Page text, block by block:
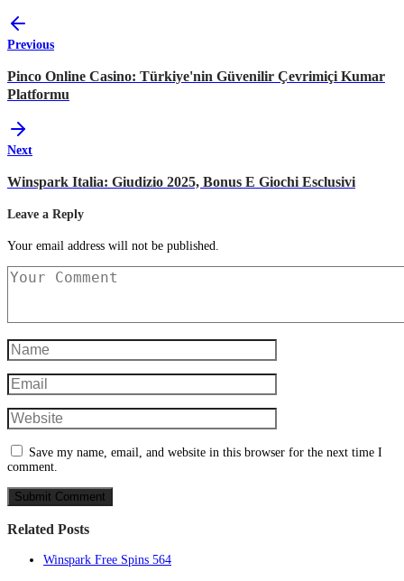
Previous
Pinco Online Casino: Türkiye'nin Güvenilir Çevrimiçi Kumar
Platformu
Next
Winspark Italia: Giudizio 2025, Bonus E Giochi Esclusivi
Leave a Reply
Your email address will not be published.
Save my name, email, and website in this browser for the next time I
comment.
Related Posts
Winspark Free Spins 564